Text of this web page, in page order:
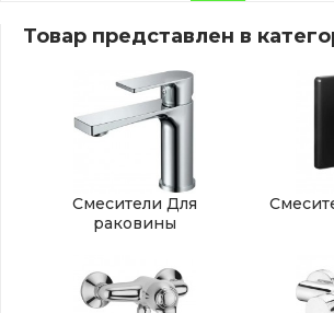
Товар представлен в
Смесители Для
раковины